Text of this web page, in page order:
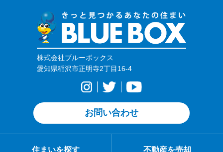
株式会社ブルーボックス
愛知県稲沢市正明寺2丁目16-4
お問い合わせ
住まいを探す 不動産を売却